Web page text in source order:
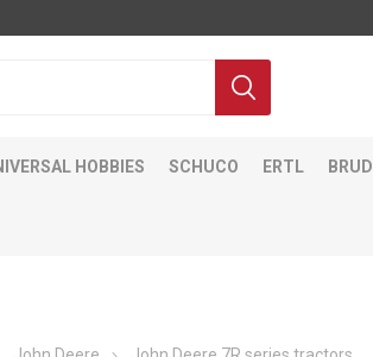
HOBBIES SCHUCO ERTL